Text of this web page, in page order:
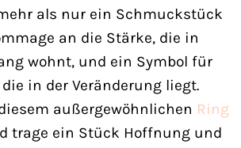
als nur ein Schmuckstück
an die Stärke, die in
wohnt, und ein Symbol für
in der Veränderung liegt.
außergewöhnlichen Ring
trage ein Stück Hoffnung und